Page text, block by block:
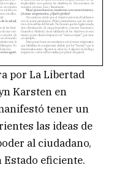
por La Libertad
Karsten en
tener un
las ideas de
al ciudadano,
eficiente.